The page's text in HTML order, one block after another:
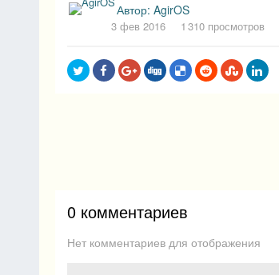
Автор: AgirOS
3 фев 2016 1 310 просмотров
0 комментариев
Нет комментариев для отображения